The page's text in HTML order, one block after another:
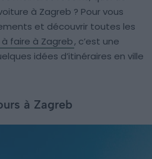
à Zagreb ? Pour vous
et découvrir toutes les
faire à Zagreb, c’est une
idées d’itinéraires en ville
à Zagreb